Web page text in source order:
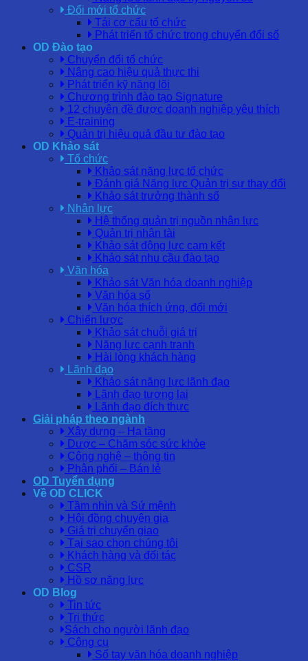
Đổi mới tổ chức
Tái cơ cấu tổ chức
Phát triển tổ chức trong chuyển đổi số
OD Đào tạo
Chuyển đổi tổ chức
Nâng cao hiệu quả thực thi
Phát triển kỹ năng lõi
Chương trình đào tạo Signature
12 chuyên đề được doanh nghiệp yêu thích
E-training
Quản trị hiệu quả đầu tư đào tạo
OD Khảo sát
Tổ chức
Khảo sát năng lực tổ chức
Đánh giá Năng lực Quản trị sự thay đổi
Khảo sát trưởng thành số
Nhân lực
Hệ thống quản trị nguồn nhân lực
Quản trị nhân tài
Khảo sát động lực cam kết
Khảo sát nhu cầu đào tạo
Văn hóa
Khảo sát Văn hóa doanh nghiệp
Văn hóa số
Văn hóa thích ứng, đổi mới
Chiến lược
Khảo sát chuỗi giá trị
Năng lực cạnh tranh
Hài lòng khách hàng
Lãnh đạo
Khảo sát năng lực lãnh đạo
Lãnh đạo tương lai
Lãnh đạo đích thực
Giải pháp theo ngành
Xây dựng – Hạ tầng
Dược – Chăm sóc sức khỏe
Công nghệ – thông tin
Phân phối – Bán lẻ
OD Tuyển dụng
Về OD CLICK
Tầm nhìn và Sứ mệnh
Hội đồng chuyên gia
Giá trị chuyển giao
Tại sao chọn chúng tôi
Khách hàng và đối tác
CSR
Hồ sơ năng lực
OD Blog
Tin tức
Tri thức
Sách cho người lãnh đạo
Công cụ
Sổ tay văn hóa doanh nghiệp